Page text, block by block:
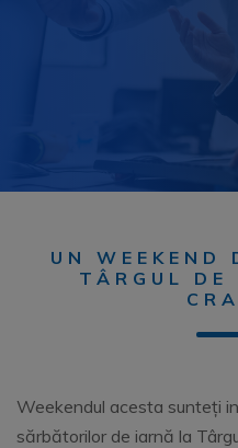
UN WEEKEND
TÂRGUL DE
Weekendul acesta sunteți
sărbătorilor de iarnă la